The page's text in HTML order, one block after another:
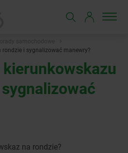
i sygnalizować manewry?
na rondzie?